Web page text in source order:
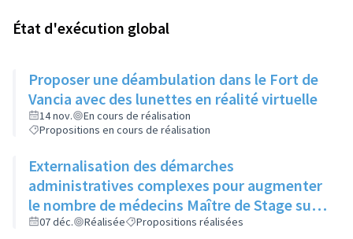
État d'exécution global
Proposer une déambulation dans le Fort de
Vancia avec des lunettes en réalité virtuelle
14 nov.
En cours de réalisation
Propositions en cours de réalisation
Externalisation des démarches
administratives complexes pour augmenter
le nombre de médecins Maître de Stage sur
la ville et ainsi avoir plus de stagiaires
07 déc. Réalisée Propositions réalisées